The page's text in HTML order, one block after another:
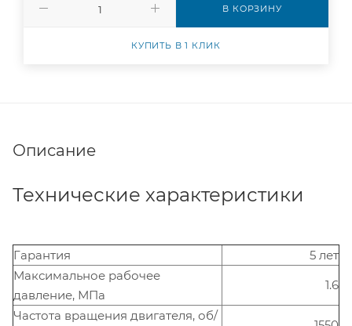
В КОРЗИНУ
КУПИТЬ В 1 КЛИК
Описание
Технические характеристики
Гарантия
5 лет
Максимальное рабочее
давление, МПа
1.6
Частота вращения двигателя, об/